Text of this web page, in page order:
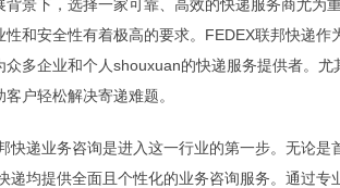
背景下，选择一家可靠、高效的快递服务商尤为
性和安全性有着极高的要求。FEDEX联邦快递
众多企业和个人shouxuan的快递服务提供者。
户轻松解决寄递难题。
快递业务咨询是进入这一行业的第一步。无论
递均提供全面且个性化的业务咨询服务。通过